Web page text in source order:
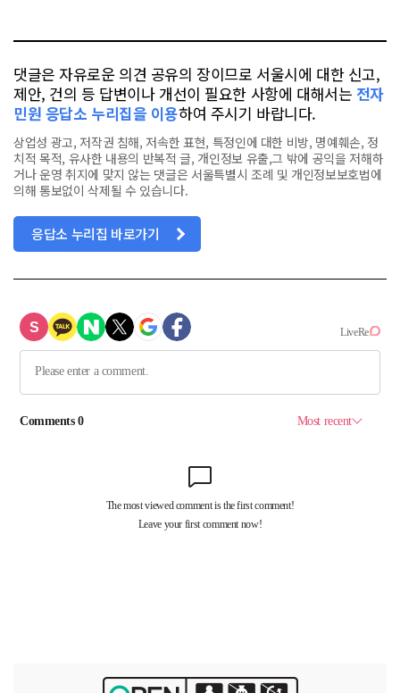
댓글은 자유로운 의견 공유의 장이므로 서울시에 대한 신고,
제안, 건의 등 답변이나 개선이 필요한 사항에 대해서는 전자
민원 응답소 누리집을 이용하여 주시기 바랍니다.
상업성 광고, 저작권 침해, 저속한 표현, 특정인에 대한 비방, 명예훼손, 정
치적 목적, 유사한 내용의 반복적 글, 개인정보 유출,그 밖에 공익을 저해하
거나 운영 취지에 맞지 않는 댓글은 서울특별시 조례 및 개인정보보호법에
의해 통보없이 삭제될 수 있습니다.
응답소 누리집 바로가기